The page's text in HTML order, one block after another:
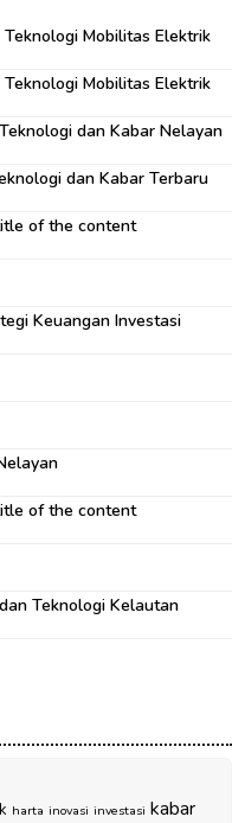
Mobilitas Elektrik
Mobilitas Elektrik
dan Kabar Nelayan
dan Kabar Terbaru
of the content
Keuangan Investasi
of the content
Teknologi Kelautan
harta inovasi investasi kabar